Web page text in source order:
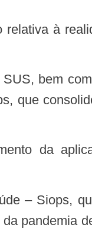
que
pandemia